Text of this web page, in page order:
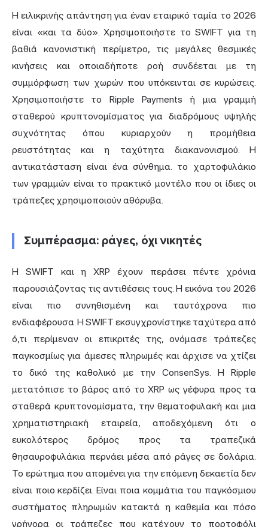
Η ειλικρινής απάντηση για έναν εταιρικό ταμία το 2026
είναι «και τα δύο». Χρησιμοποιήστε το SWIFT για τη
βαθιά κανονιστική περίμετρο, τις μεγάλες θεσμικές
κινήσεις και οποιαδήποτε ροή συνδέεται με τη
συμμόρφωση των χωρών που υπόκεινται σε κυρώσεις.
Χρησιμοποιήστε το Ripple Payments ή μια γραμμή
σταθερού κρυπτονομίσματος για διαδρόμους υψηλής
συχνότητας όπου κυριαρχούν η προμήθεια
ρευστότητας και η ταχύτητα διακανονισμού. Η
αντικατάσταση είναι ένα σύνθημα. το χαρτοφυλάκιο
των γραμμών είναι το πρακτικό μοντέλο που οι ίδιες οι
τράπεζες χρησιμοποιούν αθόρυβα.
Συμπέρασμα: ράγες, όχι νικητές
Η SWIFT και η XRP έχουν περάσει πέντε χρόνια
παρουσιάζοντας τις αντιθέσεις τους. Η εικόνα του 2026
είναι πιο συνηθισμένη και ταυτόχρονα πιο
ενδιαφέρουσα. Η SWIFT εκσυγχρονίστηκε ταχύτερα από
ό,τι περίμεναν οι επικριτές της, ονόμασε τράπεζες
παγκοσμίως για άμεσες πληρωμές και άρχισε να χτίζει
το δικό της καθολικό με την ConsenSys. Η Ripple
μετατόπισε το βάρος από το XRP ως γέφυρα προς τα
σταθερά κρυπτονομίσματα, την θεματοφυλακή και μια
χρηματιστηριακή εταιρεία, αποδεχόμενη ότι ο
ευκολότερος δρόμος προς τα τραπεζικά
θησαυροφυλάκια περνάει μέσα από ράγες σε δολάρια.
Το ερώτημα που απομένει για την επόμενη δεκαετία δεν
είναι ποιο κερδίζει. Είναι ποια κομμάτια του παγκόσμιου
συστήματος πληρωμών κατακτά η καθεμία και πόσο
γρήγορα οι τράπεζες που κατέχουν το πορτοφόλι